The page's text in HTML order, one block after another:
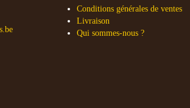
Conditions générales de ventes
Livraison
Qui sommes-nous ?